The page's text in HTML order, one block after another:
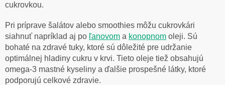
cukrovkou.
Pri príprave šalátov alebo smoothies môžu cukrovkári
siahnuť napríklad aj po ľanovom a konopnom oleji. Sú
bohaté na zdravé tuky, ktoré sú dôležité pre udržanie
optimálnej hladiny cukru v krvi. Tieto oleje tiež obsahujú
omega-3 mastné kyseliny a ďalšie prospešné látky, ktoré
podporujú celkové zdravie.